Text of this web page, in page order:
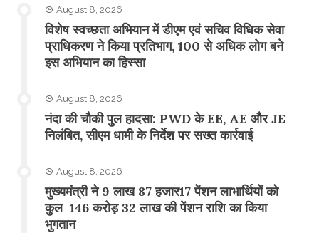
August 8, 2026
विशेष स्वच्छता अभियान में डीएम एवं सचिव विधिक सेवा
प्राधिकरण ने किया प्रतिभाग, 100 से अधिक लोग बने
इस अभियान का हिस्सा
August 8, 2026
नंदा की चौकी पुल हादसा: PWD के EE, AE और JE
निलंबित, सीएम धामी के निर्देश पर सख्त कार्रवाई
August 8, 2026
मुख्यमंत्री ने 9 लाख 87 हजार17 पेंशन लाभार्थियों को
कुल 146 करोड़ 32 लाख की पेंशन राशि का किया
भुगतान